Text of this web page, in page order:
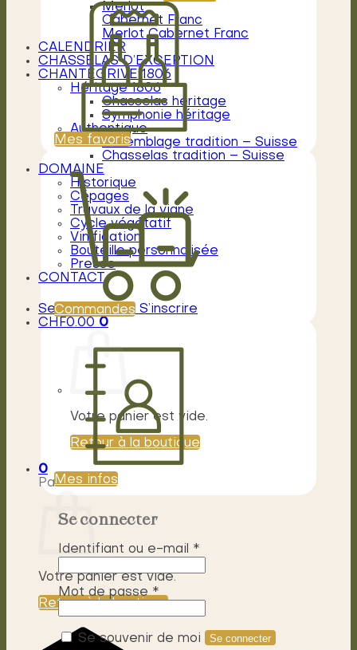
Merlot
Cabernet Franc
Merlot Cabernet Franc
CALENDRIER
CHASSELAS D’EXCEPTION
CHANTEGRIVE 1806
Héritage 1806
Chasselas héritage
Symphonie héritage
Authentique
Assemblage tradition – Suisse
Chasselas tradition – Suisse
DOMAINE
Historique
Cépages
Travaux de la vigne
Cycle végétatif
Vinification
Bouteille personnalisée
Presse
CONTACT
Se connecter / S’inscrire
CHF0.00 0
Votre panier est vide.
Retour à la boutique
0
Panier
Votre panier est vide.
Retour à la boutique
Mes favoris
Commandes
Mes infos
Se connecter
Identifiant ou e-mail *Obligatoire
Mot de passe*Obligatoire
Se souvenir de moi Se connecter